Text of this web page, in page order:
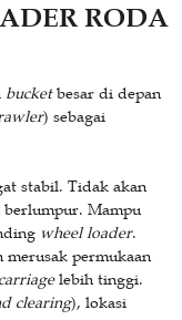
RODA
bucketbesar di depan
) sebagai
stabil. Tidak akan
Mampu
wheel loader.
merusak permukaan
lebih tinggi.
clearing), lokasi